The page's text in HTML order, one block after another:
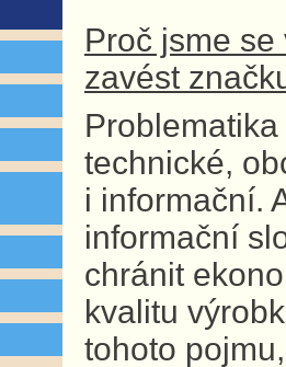
Proč jsme
zavést
technické,
i informační.
informační
chránit
kvalitu
tohoto